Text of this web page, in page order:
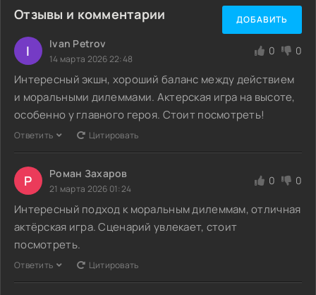
Отзывы и комментарии ДОБАВИТЬ
I Ivan Petrov
14 марта 2026 22:48
0 0
Интересный экшн, хороший баланс между действием
и моральными дилеммами. Актерская игра на высоте,
особенно у главного героя. Стоит посмотреть!
Ответить Цитировать
Р Роман Захаров
21 марта 2026 01:24
0 0
Интересный подход к моральным дилеммам, отличная
актёрская игра. Сценарий увлекает, стоит
посмотреть.
Ответить Цитировать